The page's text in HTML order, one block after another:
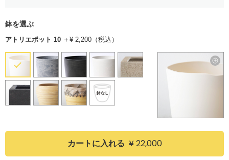
鉢を選ぶ
アトリエポット 10 ＋¥ 2,200（税込）
カートに入れる ¥ 22,000